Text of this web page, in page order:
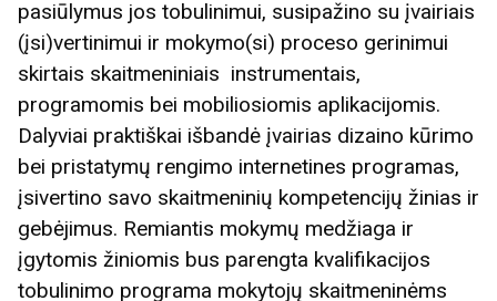
pasiūlymus jos tobulinimui, susipažino su įvairiais
(įsi)vertinimui ir mokymo(si) proceso gerinimui
skirtais skaitmeniniais instrumentais,
programomis bei mobiliosiomis aplikacijomis.
Dalyviai praktiškai išbandė įvairias dizaino kūrimo
bei pristatymų rengimo internetines programas,
įsivertino savo skaitmeninių kompetencijų žinias ir
gebėjimus. Remiantis mokymų medžiaga ir
įgytomis žiniomis bus parengta kvalifikacijos
tobulinimo programa mokytojų skaitmeninėms